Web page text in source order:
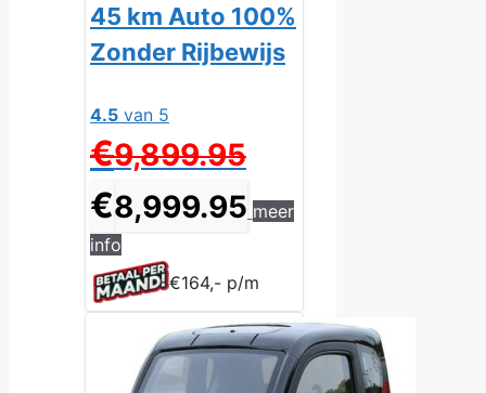
45 km Auto 100%
Zonder Rijbewijs
4.5 van 5
€9,899.95prijs
€9,899.95.
€8,999.95prijs
meer
info
€164,- p/m